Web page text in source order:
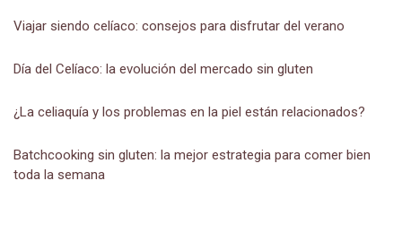
Viajar siendo celíaco: consejos para disfrutar del verano
Día del Celíaco: la evolución del mercado sin gluten
¿La celiaquía y los problemas en la piel están relacionados?
Batchcooking sin gluten: la mejor estrategia para comer bien
toda la semana